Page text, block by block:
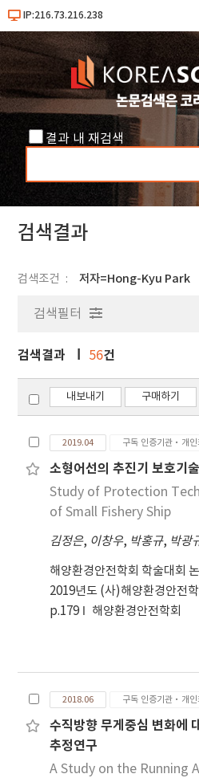
IP:216.73.216.238
결과 내 재검색
검색결과
검색조건 저자=Hong-Kyu Park
검색필터
검색결과 56건
내보내기 구매하기
2019.04 구독 인증기관·개인
소형어선의 추진기 보호기
Study of Protection
of Small Fishery Ship
김정은, 이창우, 박홍규, 박광
해양환경안전학회 학술대회
2019년도 (사)해양환경안전
p.179
해양환경안전학회
2018.06 구독 인증기관·개인
수직방향 무게중심 변화에
추정연구
A Study on the Running